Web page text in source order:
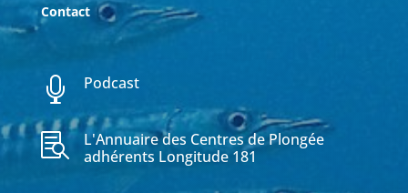
Contact
 Podcast

L'Annuaire des Centres de Plongée
adhérents Longitude 181